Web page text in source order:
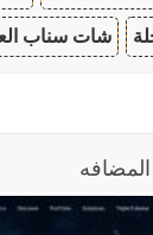
شات سناب